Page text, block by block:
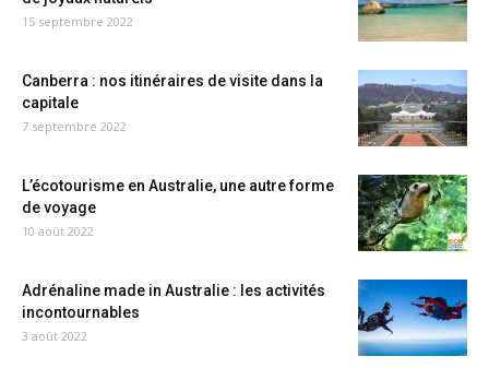
15 septembre 2022
Canberra : nos itinéraires de visite dans la
capitale
7 septembre 2022
L’écotourisme en Australie, une autre forme
de voyage
10 août 2022
Adrénaline made in Australie : les activités
incontournables
3 août 2022